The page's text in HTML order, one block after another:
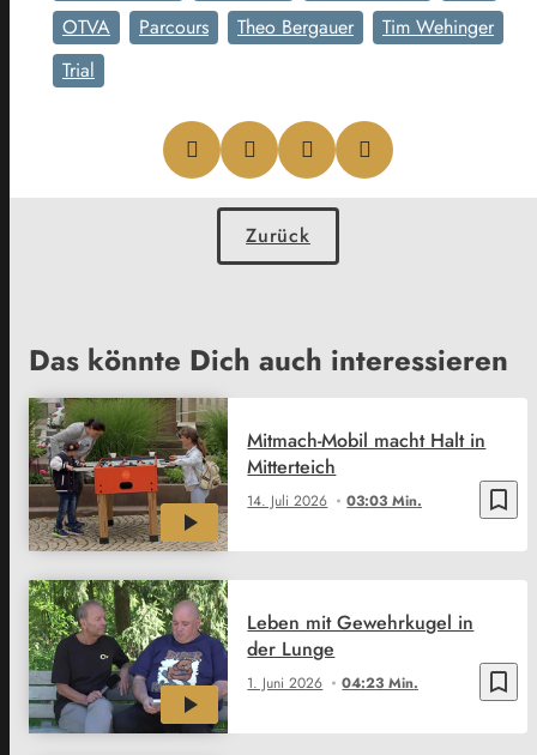
OTVA
Parcours Theo Bergauer
Tim Wehinger
Trial
Zurück
Das könnte Dich auch interessieren
bookmark_border
14. Juli 2026 03:03 Min.
Mitmach-Mobil macht Halt in
Mitterteich
bookmark_border
1. Juni 2026 04:23 Min.
Leben mit Gewehrkugel in
der Lunge